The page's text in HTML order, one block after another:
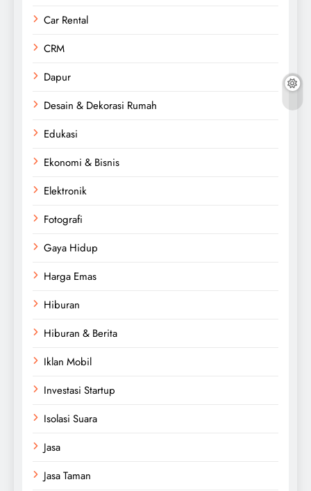
Car Rental
CRM
Dapur
Desain & Dekorasi Rumah
Edukasi
Ekonomi & Bisnis
Elektronik
Fotografi
Gaya Hidup
Harga Emas
Hiburan
Hiburan & Berita
Iklan Mobil
Investasi Startup
Isolasi Suara
Jasa
Jasa Taman